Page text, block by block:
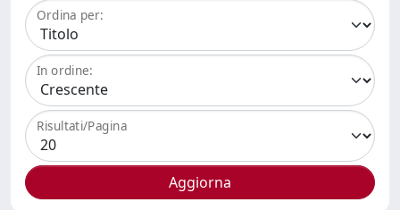
Ordina per:
In ordine:
Risultati/Pagina